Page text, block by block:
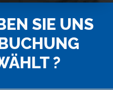
SIE UNS
?